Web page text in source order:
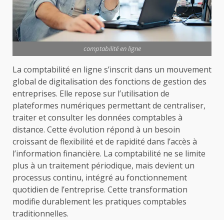
comptabilité en ligne
La comptabilité en ligne s’inscrit dans un mouvement
global de digitalisation des fonctions de gestion des
entreprises. Elle repose sur l’utilisation de
plateformes numériques permettant de centraliser,
traiter et consulter les données comptables à
distance. Cette évolution répond à un besoin
croissant de flexibilité et de rapidité dans l’accès à
l’information financière. La comptabilité ne se limite
plus à un traitement périodique, mais devient un
processus continu, intégré au fonctionnement
quotidien de l’entreprise. Cette transformation
modifie durablement les pratiques comptables
traditionnelles.